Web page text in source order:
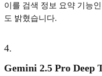
이를 검색 정보 요약 기능
도 밝혔습니다.
4.
Gemini 2.5 Pro Deep